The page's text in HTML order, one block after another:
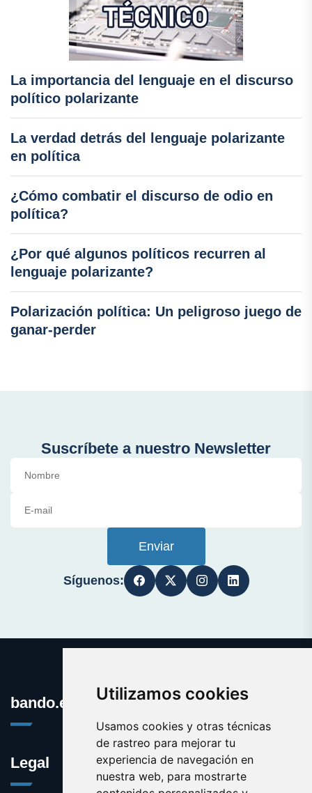
Utilizamos cookies
Usamos cookies y otras técnicas
de rastreo para mejorar tu
experiencia de navegación en
nuestra web, para mostrarte
La importancia del lenguaje en el discurso
político polarizante
La verdad detrás del lenguaje polarizante
en política
¿Cómo combatir el discurso de odio en
política?
¿Por qué algunos políticos recurren al
lenguaje polarizante?
Polarización política: Un peligroso juego de
ganar-perder
Suscríbete a nuestro Newsletter
Enviar
Síguenos:
bando.es
Legal